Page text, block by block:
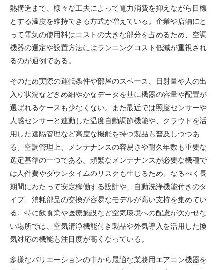
熱構造まで、様々な工夫によって電力消費を抑えながら目標
とする温度を維持できる方式が増えている。企業や店舗にと
って電気の使用料はコストの大きな部分を占めるため、空調
機器の選定や設置方法にはランニングコスト低減が重視され
るのが通例である。
そのため実際の運転条件や部屋のスペース、日射量や人の出
入り状況などきめ細やかなデータを基に機器の容量や配置が
選ばれるケースも少なくない。また最近では照度センサーや
人感センサーと連動した温度自動調節機能や、クラウドを活
用した遠隔管理など高度な機能を持つ製品も普及しつつあ
る。空調管理上、メンテナンスの容易さや耐久年数も重要な
選定基準の一つである。頻繁なメンテナンスが必要な機種で
は人件費やダウンタイムのリスクも生じるため、なるべく長
期間にわたって安定稼働する設計や、自動洗浄機能付きのタ
イプ、消耗部品の交換が容易なモデルが高い支持を集めてい
る。特に飲食業や医療施設など空気環境への配慮が欠かせな
い場所では、空気清浄機能付き製品や外気導入を活用した換
気対応の機能も注目度が高くなっている。
多様なバリエーションの中から最適な業務用エアコン機器を